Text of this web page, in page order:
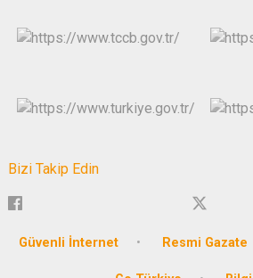
Bizi Takip Edin
Güvenli İnternet Resmi Gazate